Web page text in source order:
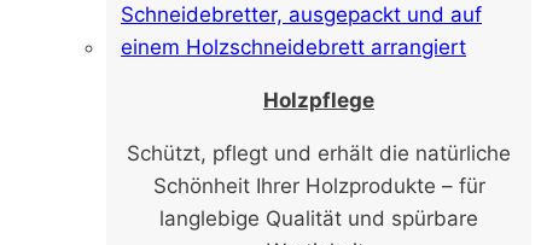
Holzpflege
Schützt, pflegt und erhält die natürliche
Schönheit Ihrer Holzprodukte – für
langlebige Qualität und spürbare